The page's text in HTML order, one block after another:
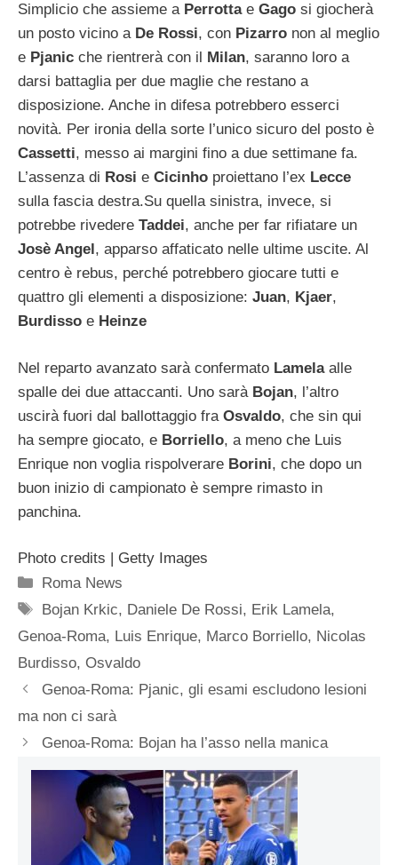
Simplicio che assieme a Perrottae Gago si giocherà
un posto vicino a De Rossi, con Pizarro non al meglio
e Pjanic che rientrerà con il Milan, saranno loro a
darsi battaglia per due maglie che restano a
disposizione. Anche in difesa potrebbero esserci
novità. Per ironia della sorte l’unico sicuro del posto è
Cassetti, messo ai margini fino a due settimane fa.
L’assenza di Rosi e Cicinho proiettano l’ex Lecce
sulla fascia destra.Su quella sinistra, invece, si
potrebbe rivedere Taddei, anche per far rifiatare un
Josè Angel , apparso affaticato nelle ultime uscite. Al
centro è rebus, perché potrebbero giocare tutti e
quattro gli elementi a disposizione: Juan, Kjaer,
Burdisso e Heinze
Nel reparto avanzato sarà confermato Lamelaalle
spalle dei due attaccanti. Uno sarà Bojan, l’altro
uscirà fuori dal ballottaggio fra Osvaldo, che sin qui
ha sempre giocato, e Borriello, a meno che Luis
Enrique non voglia rispolverare Borini, che dopo un
buon inizio di campionato è sempre rimasto in
panchina.
Photo credits | Getty Images
Categorie
Roma News
Tag
Bojan Krkic, Daniele De Rossi, Erik Lamela,
Genoa-Roma, Luis Enrique, Marco Borriello, Nicolas
Burdisso, Osvaldo
Genoa-Roma: Pjanic, gli esami escludono lesioni
ma non ci sarà
Genoa-Roma: Bojan ha l’asso nella manica